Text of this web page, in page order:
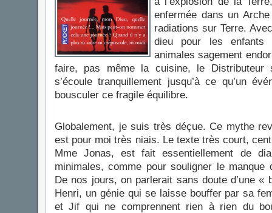
enfermée dans un
radiations sur Terre.
dieu pour les
animales sagement
faire, pas même la cuisine, le Distributeur
s’écoule tranquillement jusqu’à ce qu’un
bousculer ce fragile équilibre.
Globalement, je suis très déçue. Ce mythe
est pour moi très niais. Le texte très court,
Mme Jonas, est fait essentiellement de
minimales, comme pour souligner le manque
De nos jours, on parlerait sans doute d’une «
Henri, un génie qui se laisse bouffer par sa
et Jif qui ne comprennent rien à rien du